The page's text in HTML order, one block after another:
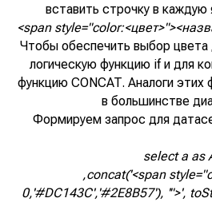
вставить строчку в каждую
<span
Чтобы обеспечить выбор цвета
логическую функцию if и для
функцию CONCAT. Аналоги этих
в большинстве
Формируем запрос для
select a as
,concat('<span
0,'#DC143C','#2E8B57'), '">',